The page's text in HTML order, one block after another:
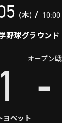
（木） 10:00
野球グラウンド
オープン戦
1
ヨペット
-